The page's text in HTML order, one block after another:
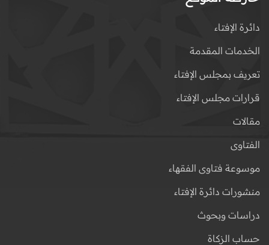
دائرة الإفتاء
الخدمات المقدمة
تعريف بمجلس الإفتاء
قرارات مجلس الإفتاء
مقالات
الفتاوى
موسوعة فتاوى الفقهاء
منشورات دائرة الإفتاء
دراسات وبحوث
حساب الزكاة